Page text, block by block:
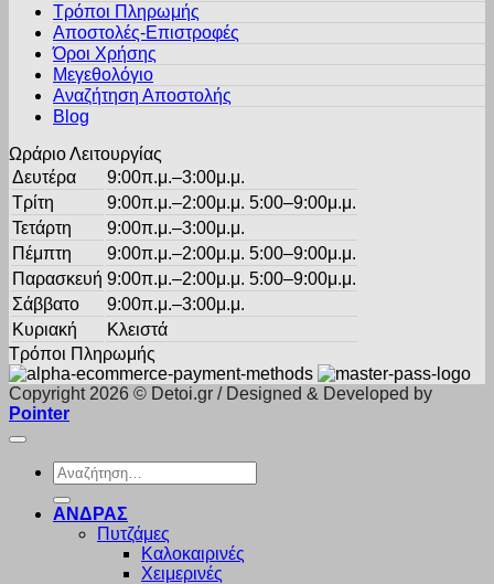
μπορούν
επιλεγούν
σελίδα
Τρόποι Πληρωμής
Αποστολές-Επιστροφές
Όροι Χρήσης
Μεγεθολόγιο
Αναζήτηση Αποστολής
Blog
Ωράριο Λειτουργίας
Δευτέρα
9:00π.μ.–3:00μ.μ.
Τρίτη
9:00π.μ.–2:00μ.μ. 5:00–9:00μ.μ.
Τετάρτη
9:00π.μ.–3:00μ.μ.
Πέμπτη
9:00π.μ.–2:00μ.μ. 5:00–9:00μ.μ.
Παρασκευή 9:00π.μ.–2:00μ.μ. 5:00–9:00μ.μ.
Σάββατο
9:00π.μ.–3:00μ.μ.
Κυριακή
Κλειστά
Τρόποι Πληρωμής
Copyright 2026 © Detoi.gr / Designed & Developed by
Pointer
Αναζήτηση
για:
ΑΝΔΡΑΣ
Πυτζάμες
Καλοκαιρινές
Χειμερινές